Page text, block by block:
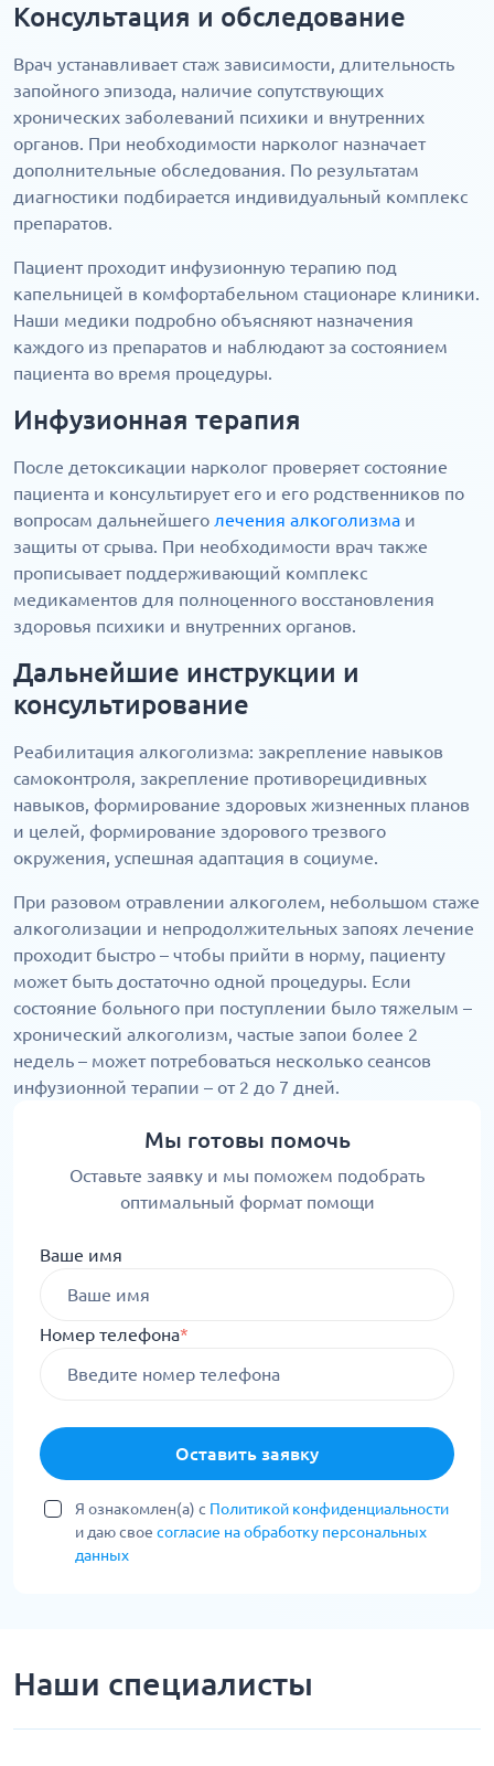
Консультация и обследование
Врач устанавливает стаж зависимости, длительность
запойного эпизода, наличие сопутствующих
хронических заболеваний психики и внутренних
органов. При необходимости нарколог назначает
дополнительные обследования. По результатам
диагностики подбирается индивидуальный комплекс
препаратов.
Пациент проходит инфузионную терапию под
капельницей в комфортабельном стационаре клиники.
Наши медики подробно объясняют назначения
каждого из препаратов и наблюдают за состоянием
пациента во время процедуры.
Инфузионная терапия
После детоксикации нарколог проверяет состояние
пациента и консультирует его и его родственников по
вопросам дальнейшего лечения алкоголизма и
защиты от срыва. При необходимости врач также
прописывает поддерживающий комплекс
медикаментов для полноценного восстановления
здоровья психики и внутренних органов.
Дальнейшие инструкции и
консультирование
Реабилитация алкоголизма: закрепление навыков
самоконтроля, закрепление противорецидивных
навыков, формирование здоровых жизненных планов
и целей, формирование здорового трезвого
окружения, успешная адаптация в социуме.
При разовом отравлении алкоголем, небольшом стаже
алкоголизации и непродолжительных запоях лечение
проходит быстро – чтобы прийти в норму, пациенту
может быть достаточно одной процедуры. Если
состояние больного при поступлении было тяжелым –
хронический алкоголизм, частые запои более 2
недель – может потребоваться несколько сеансов
инфузионной терапии – от 2 до 7 дней.
Мы готовы помочь
Оставьте заявку и мы поможем подобрать
оптимальный формат помощи
Ваше имя
Номер телефона*
Оставить заявку
Я ознакомлен(а) с Политикой конфиденциальности
и даю свое согласие на обработку персональных
данных
Наши специалисты